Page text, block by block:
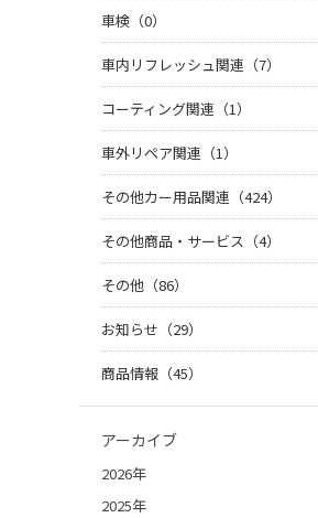
車検（0）
車内リフレッシュ関連（7）
コーティング関連（1）
車外リペア関連（1）
その他カー用品関連（424）
その他商品・サービス（4）
その他（86）
お知らせ（29）
商品情報（45）
アーカイブ
2026年
2025年